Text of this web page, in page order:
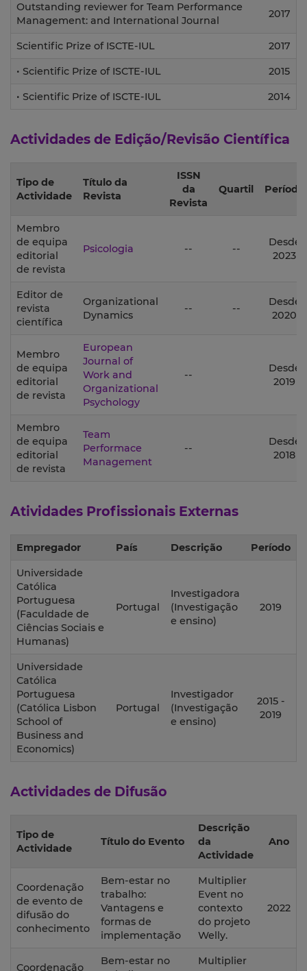
Outstanding reviewer for Team Performance
Management: and International Journal
2017
Scientific Prize of ISCTE-IUL 2017
• Scientific Prize of ISCTE-IUL 2015
• Scientific Prize of ISCTE-IUL 2014
Actividades de Edição/Revisão Científica
Tipo de
Actividade
Título da
Revista
ISSN
da
Revista
Quartil Período
Membro
de equipa
editorial
de revista
Psicologia -- --
Desde
2023
Editor de
revista
científica
Organizational
Dynamics
-- --
Desde
2020
Membro
de equipa
editorial
de revista
European
Journal of
Work and
Organizational
Psychology
--
Desde
2019
Membro
de equipa
editorial
de revista
Team
Performace
Management
--
Desde
2018
Atividades Profissionais Externas
Empregador País Descrição Período
Universidade
Católica
Portuguesa
(Faculdade de
Ciências Sociais e
Humanas)
Portugal
Investigadora
(Investigação
e ensino)
2019
Universidade
Católica
Portuguesa
(Católica Lisbon
School of
Business and
Economics)
Portugal
Investigador
(Investigação
e ensino)
2015 -
2019
Actividades de Difusão
Tipo de
Actividade
Título do Evento
Descrição
da
Actividade
Ano
Coordenação
de evento de
difusão do
conhecimento
Bem-estar no
trabalho:
Vantagens e
formas de
implementação
Multiplier
Event no
contexto
do projeto
Welly.
2022
Coordenação
Bem-estar no
Multiplier